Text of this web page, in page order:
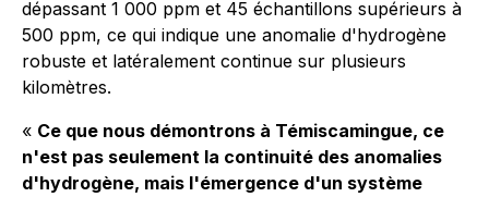
dépassant 1 000 ppm et 45 échantillons supérieurs à
500 ppm, ce qui indique une anomalie d'hydrogène
robuste et latéralement continue sur plusieurs
kilomètres.
« Ce que nous démontrons à Témiscamingue, ce
n'est pas seulement la continuité des anomalies
d'hydrogène, mais l'émergence d'un système